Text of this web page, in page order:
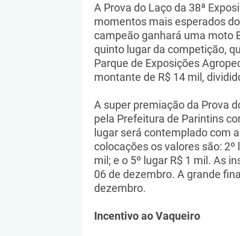
A Prova do Laço da 38ª
momentos mais esperados
campeão ganhará uma moto
quinto lugar da competição,
Parque de Exposições
montante de R$ 14 mil,
​A super premiação da Prova
pela Prefeitura de Parintins
lugar será contemplado com
colocações os valores são: 2º
mil; e o 5º lugar R$ 1 mil. As
06 de dezembro. A grande
dezembro.
Incentivo ao Vaqueiro